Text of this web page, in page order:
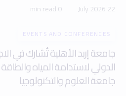
22 July 2026
0 min read
EVENTS AND CONFERENCES
جامعة إربد الأهلية تُشارك في
الدولي لاستدامة المياه
جامعة العلوم والتكنولوجيا